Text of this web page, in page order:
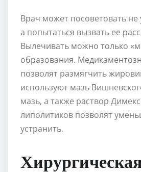
Врач может посоветовать не
а попытаться вызвать ее
Вылечивать можно только
образования.
позволят размягчить
используют мазь
мазь, а также раствор
липолитиков позволят
устранить.